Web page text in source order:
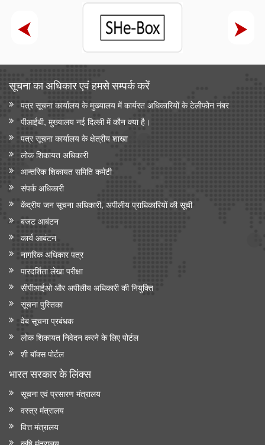
सूचना का अधिकार एवं हमसे सम्‍पर्क करें
पत्र सूचना कार्यालय के मुख्यालय में कार्यरत अधिकारियों के टेलीफोन नंबर
पीआईबी, मुख्यालय नई दिल्ली में कौन क्या है।
पत्र सूचना कार्यालय के क्षेत्रीय शाखा
लोक शिकायत अधिकारी
आन्‍तरिक शिकायत समिति कमेटी
संपर्क अधिकारी
केंद्रीय जन सूचना अधिकारी, अपीलीय प्राधिकारियों की सूची
बजट आबंटन
कार्य आबंटन
नागरिक अधिकार पत्र
पारदर्शिता लेखा परीक्षा
सीपीआईओ और अपी‍लीय अधिकारी की नियुक्ति
सूचना पुस्तिका
वेब सूचना प्रबंधक
लोक शिकायत निवेदन करने के लिए पोर्टल
शी बॉक्स पोर्टल
भारत सरकार के लिंक्‍स
सूचना एवं प्रसारण मंत्रालय
वस्त्र मंत्रालय
वित्त मंत्रालय